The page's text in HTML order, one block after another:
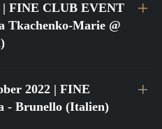
| FINE CLUB EVENT
Tkachenko-Marie @
2022 | FINE
- Brunello (Italien)